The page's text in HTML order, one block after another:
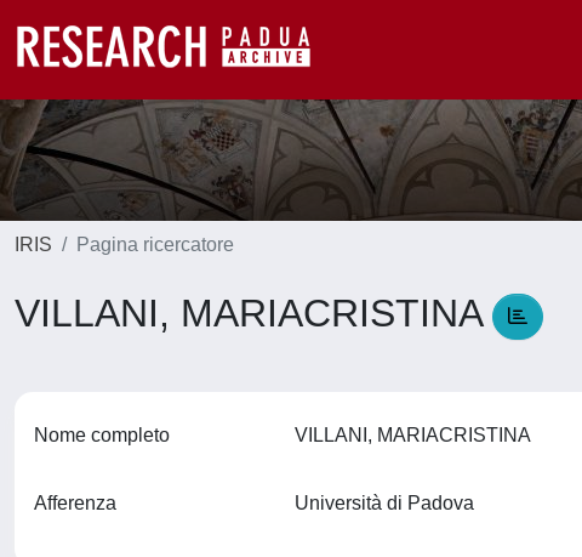
IRIS Pagina ricercatore
VILLANI, MARIACRISTINA
Nome completo VILLANI, MARIACRISTINA
Afferenza Università di Padova